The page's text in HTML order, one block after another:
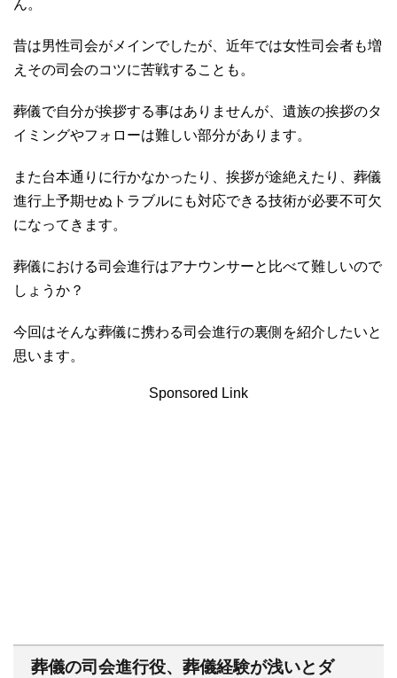
ん。
昔は男性司会がメインでしたが、近年では女性司会者も増
えその司会のコツに苦戦することも。
葬儀で自分が挨拶する事はありませんが、遺族の挨拶のタ
イミングやフォローは難しい部分があります。
また台本通りに行かなかったり、挨拶が途絶えたり、葬儀
進行上予期せぬトラブルにも対応できる技術が必要不可欠
になってきます。
葬儀における司会進行はアナウンサーと比べて難しいので
しょうか？
今回はそんな葬儀に携わる司会進行の裏側を紹介したいと
思います。
Sponsored Link
葬儀の司会進行役、葬儀経験が浅いとダ